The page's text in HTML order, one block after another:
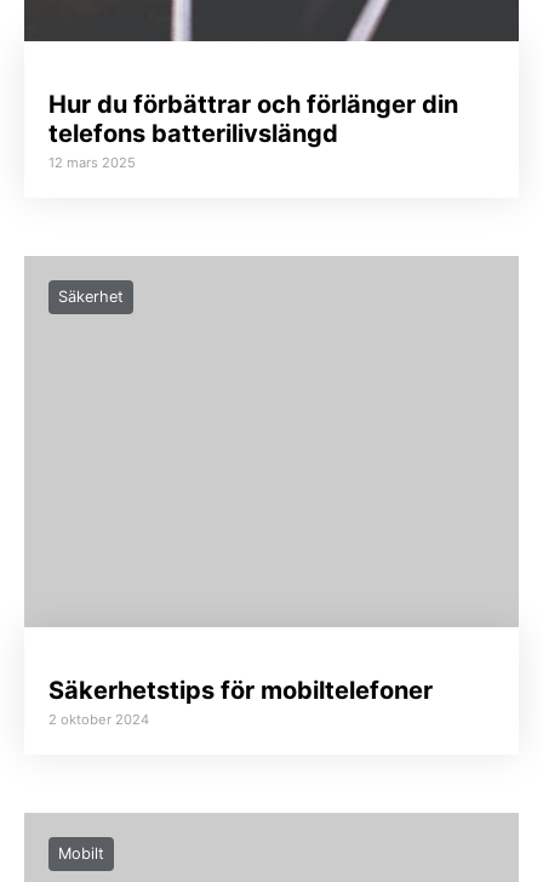
Hur du förbättrar och förlänger din
telefons batterilivslängd
12 mars 2025
Säkerhet
Säkerhetstips för mobiltelefoner
2 oktober 2024
Mobilt